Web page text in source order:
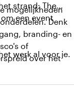
mogelijkheden
Denk
branding- en
of
over het
strand: The
een event
werk al voor je.